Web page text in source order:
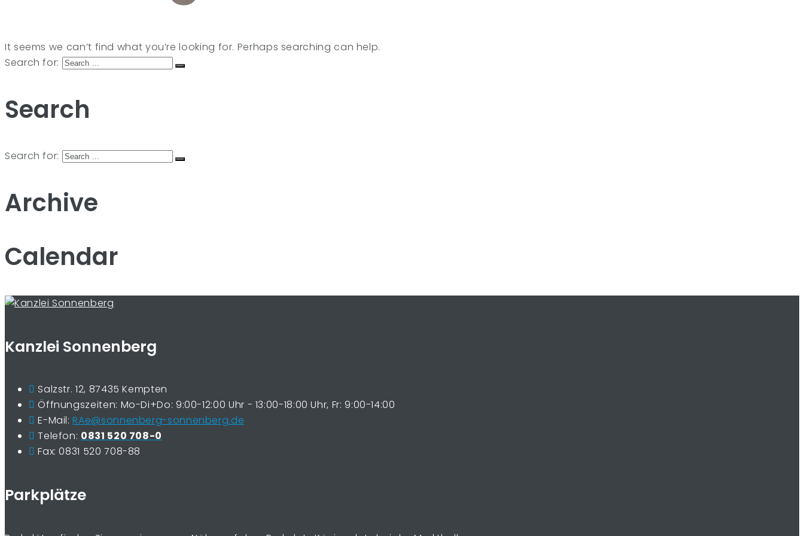
It seems we can’t find what you’re looking for. Perhaps searching can help.
Search for:
Search
Search for:
Archive
Calendar
Kanzlei Sonnenberg
Salzstr. 12, 87435 Kempten
Öffnungszeiten: Mo-Di+Do: 9:00-12:00 Uhr - 13:00-18:00 Uhr, Fr: 9:00-14:00
E-Mail:RAe@sonnenberg-sonnenberg.de
Telefon: 0831 520 708-0
Fax: 0831 520 708-88
Parkplätze